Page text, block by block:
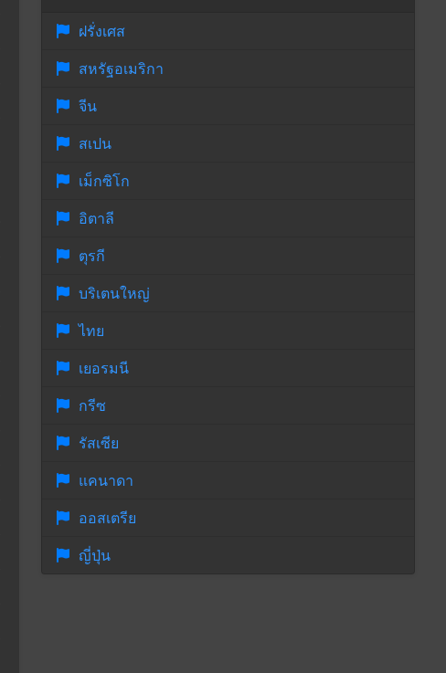
ฝรั่งเศส
สหรัฐอเมริกา
จีน
สเปน
เม็กซิโก
อิตาลี
ตุรกี
บริเตนใหญ่
ไทย
เยอรมนี
กรีซ
รัสเซีย
แคนาดา
ออสเตรีย
ญี่ปุ่น